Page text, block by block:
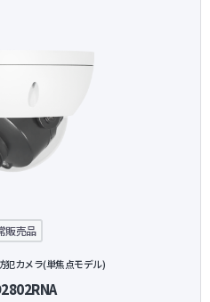
販売品
犯カメラ(単焦点モデル)